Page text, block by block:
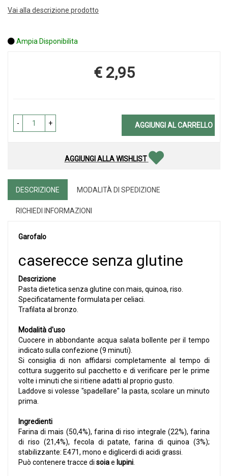
Vai alla descrizione prodotto
Ampia Disponibilita
Prezzo
€ 2,95
- + AGGIUNGI AL CARRELLO
AGGIUNGI ALLA WISHLIST
DESCRIZIONE MODALITÀ DI SPEDIZIONE
RICHIEDI INFORMAZIONI
Garofalo
caserecce senza glutine
Descrizione
Pasta dietetica senza glutine con mais, quinoa, riso.
Specificatamente formulata per celiaci.
Trafilata al bronzo.
Modalità d'uso
Cuocere in abbondante acqua salata bollente per il tempo
indicato sulla confezione (9 minuti).
Si consiglia di non affidarsi completamente al tempo di
cottura suggerito sul pacchetto e di verificare per le prime
volte i minuti che si ritiene adatti al proprio gusto.
Laddove si volesse "spadellare" la pasta, scolare un minuto
prima.
Ingredienti
Farina di mais (50,4%), farina di riso integrale (22%), farina
di riso (21,4%), fecola di patate, farina di quinoa (3%);
stabilizzante: E471, mono e diglicerdi di acidi grassi.
Può contenere tracce di soiae lupini.